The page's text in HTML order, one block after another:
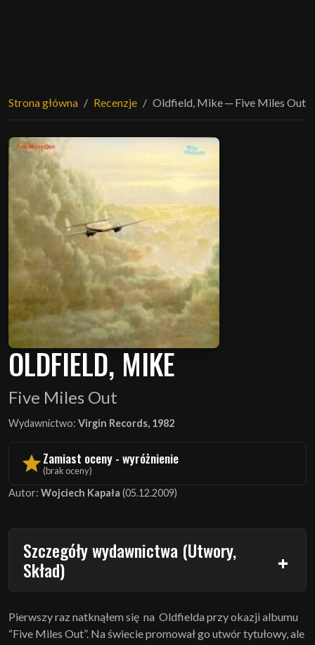
Strona główna Recenzje Oldfield, Mike ─ Five Miles Out
OLDFIELD, MIKE
Five Miles Out
Wydawnictwo: Virgin Records, 1982
Zamiast oceny - wyróżnienie
(brak oceny)
Autor: Wojciech Kapała (05.12.2009)
Szczegóły wydawnictwa (Utwory,
Skład)
Pierwszy raz natknąłem się na Oldfielda przy okazji albumu
“Five Miles Out”. Na świecie promował go utwór tytułowy, ale